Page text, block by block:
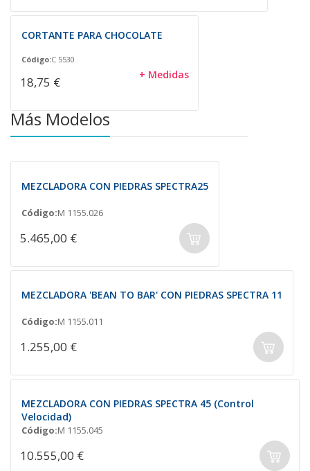
CORTANTE PARA CHOCOLATE
Código:C 5530
18,75 € + Medidas
Más Modelos
MEZCLADORA CON PIEDRAS SPECTRA25
Código:M 1155.026
5.465,00 €
MEZCLADORA 'BEAN TO BAR' CON PIEDRAS SPECTRA 11
Código:M 1155.011
1.255,00 €
MEZCLADORA CON PIEDRAS SPECTRA 45 (Control
Velocidad)
Código:M 1155.045
10.555,00 €